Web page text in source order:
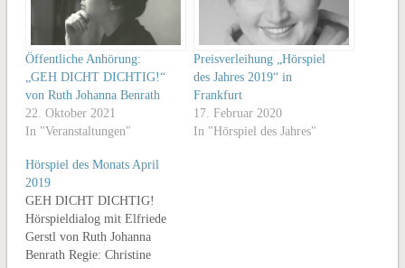
Öffentliche Anhörung:
„GEH DICHT DICHTIG!“
von Ruth Johanna Benrath
22. Oktober 2021
In "Veranstaltungen"
Preisverleihung „Hörspiel
des Jahres 2019“ in
Frankfurt
17. Februar 2020
In "Hörspiel des Jahres"
Hörspiel des Monats April
2019
GEH DICHT DICHTIG!
Hörspieldialog mit Elfriede
Gerstl von Ruth Johanna
Benrath Regie: Christine